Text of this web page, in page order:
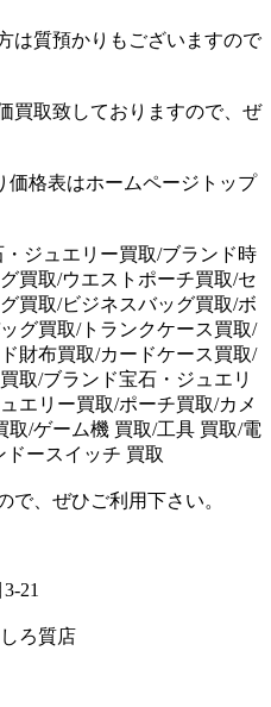
は質預かりもございますので
買取致しておりますので、ぜ
価格表はホームページトップ
ジュエリー買取/ブランド時
買取/ウエストポーチ買取/セ
買取/ビジネスバッグ買取/ボ
グ買取/トランクケース買取/
財布買取/カードケース買取/
取/ブランド宝石・ジュエリ
エリー買取/ポーチ買取/カメ
取/ゲーム機 買取/工具 買取/電
ドースイッチ 買取
で、ぜひご利用下さい。
21
ろ質店